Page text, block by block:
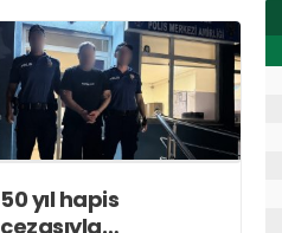
50 yıl hapis
cezasıyla